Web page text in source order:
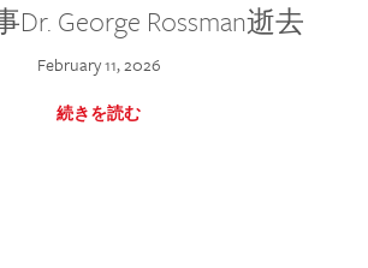
Dr. George Rossman逝去
February 11, 2026
続きを読む